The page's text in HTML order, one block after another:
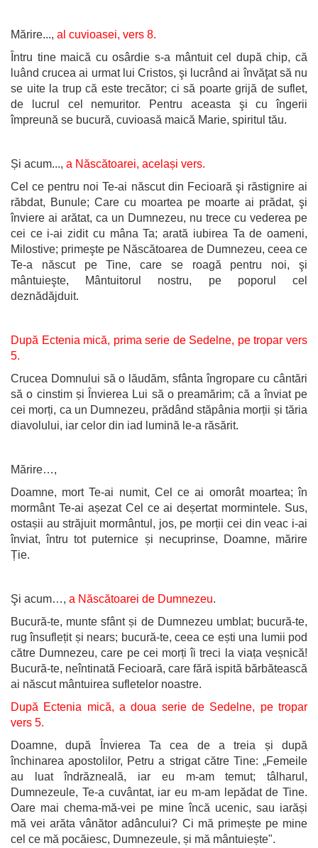
Mărire..., al cuvioasei, vers 8.
Întru tine maică cu osârdie s-a mântuit cel după chip, că
luând crucea ai urmat lui Cristos, şi lucrând ai învăţat să nu
se uite la trup că este trecător; ci să poarte grijă de suflet,
de lucrul cel nemuritor. Pentru aceasta şi cu îngerii
împreună se bucură, cuvioasă maică Marie, spiritul tău.
Și acum..., a Născătoarei, același vers.
Cel ce pentru noi Te-ai născut din Fecioară şi răstignire ai
răbdat, Bunule; Care cu moartea pe moarte ai prădat, şi
înviere ai arătat, ca un Dumnezeu, nu trece cu vederea pe
cei ce i-ai zidit cu mâna Ta; arată iubirea Ta de oameni,
Milostive; primeşte pe Născătoarea de Dumnezeu, ceea ce
Te-a născut pe Tine, care se roagă pentru noi, şi
mântuieşte, Mântuitorul nostru, pe poporul cel
deznădăjduit.
După Ectenia mică, prima serie de Sedelne, pe tropar vers
5.
Crucea Domnului să o lăudăm, sfânta îngropare cu cântări
să o cinstim și Învierea Lui să o preamărim; că a înviat pe
cei morți, ca un Dumnezeu, prădând stăpânia morții și tăria
diavolului, iar celor din iad lumină le-a răsărit.
Mărire…,
Doamne, mort Te-ai numit, Cel ce ai omorât moartea; în
mormânt Te-ai așezat Cel ce ai deșertat mormintele. Sus,
ostașii au străjuit mormântul, jos, pe morții cei din veac i-ai
înviat, întru tot puternice și necuprinse, Doamne, mărire
Ție.
Şi acum…, a Născătoarei de Dumnezeu.
Bucură-te, munte sfânt și de Dumnezeu umblat; bucură-te,
rug însuflețit și nears; bucură-te, ceea ce ești una lumii pod
către Dumnezeu, care pe cei morți îi treci la viața veșnică!
Bucură-te, neîntinată Fecioară, care fără ispită bărbătească
ai născut mântuirea sufletelor noastre.
După Ectenia mică, a doua serie de Sedelne, pe tropar
vers 5.
Doamne, după Învierea Ta cea de a treia și după
închinarea apostolilor, Petru a strigat către Tine: „Femeile
au luat îndrăzneală, iar eu m-am temut; tâlharul,
Dumnezeule, Te-a cuvântat, iar eu m-am lepădat de Tine.
Oare mai chema-mă-vei pe mine încă ucenic, sau iarăși
mă vei arăta vânător adâncului? Ci mă primește pe mine
cel ce mă pocăiesc, Dumnezeule, și mă mântuiește".